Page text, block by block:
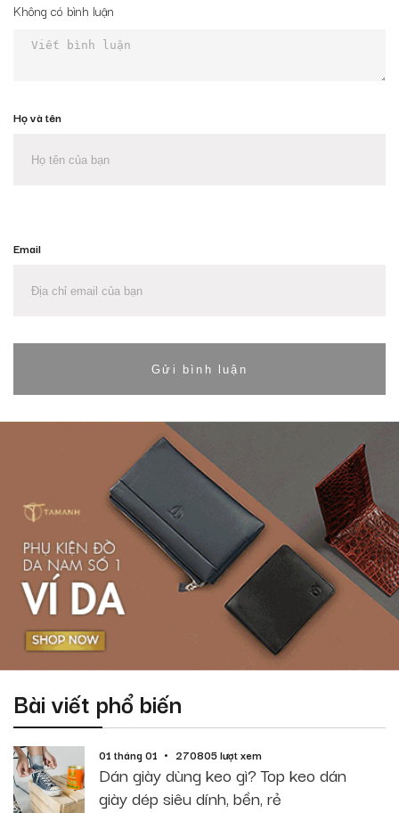
Không có bình luận
Họ và tên
Email
Bài viết phổ biến
01 tháng 01 270805 lượt xem
Dán giày dùng keo gì? Top keo dán
giày dép siêu dính, bền, rẻ